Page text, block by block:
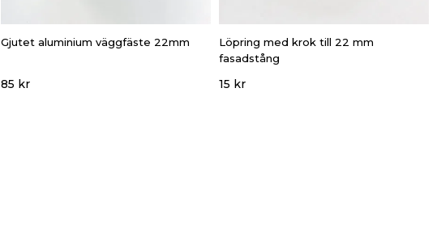
Gjutet aluminium väggfäste 22mm
85 kr
Löpring med krok till 22 mm
fasadstång
15 kr